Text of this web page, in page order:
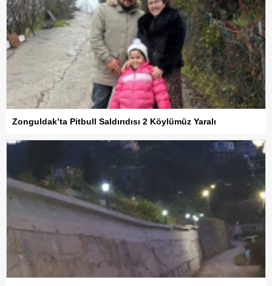
Zonguldak’ta Pitbull Saldırıdısı 2 Köylümüz Yaralı